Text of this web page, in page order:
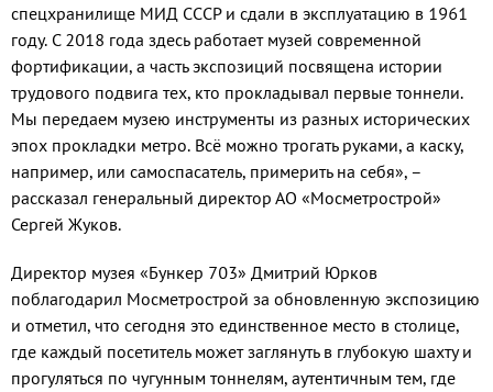
спецхранилище МИД СССР и сдали в эксплуатацию в 1961
году. С 2018 года здесь работает музей современной
фортификации, а часть экспозиций посвящена истории
трудового подвига тех, кто прокладывал первые тоннели.
Мы передаем музею инструменты из разных исторических
эпох прокладки метро. Всё можно трогать руками, а каску,
например, или самоспасатель, примерить на себя», –
рассказал генеральный директор АО «Мосметрострой»
Сергей Жуков.
Директор музея «Бункер 703» Дмитрий Юрков
поблагодарил Мосметрострой за обновленную экспозицию
и отметил, что сегодня это единственное место в столице,
где каждый посетитель может заглянуть в глубокую шахту и
прогуляться по чугунным тоннелям, аутентичным тем, где